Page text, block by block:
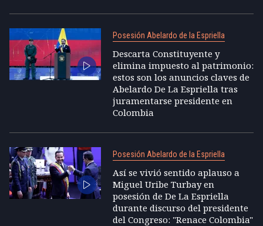
Posesión Abelardo de la Espriella
Descarta Constituyente y
elimina impuesto al patrimonio:
estos son los anuncios claves de
Abelardo De La Espriella tras
juramentarse presidente en
Colombia
Posesión Abelardo de la Espriella
Así se vivió sentido aplauso a
Miguel Uribe Turbay en
posesión de De La Espriella
durante discurso del presidente
del Congreso: "Renace Colombia"